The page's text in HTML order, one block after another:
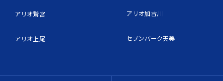
アリオ鷲宮
アリオ上尾
アリオ加古川
セブンパーク天美